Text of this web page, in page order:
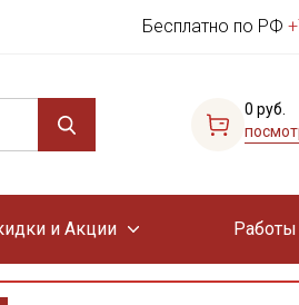
Бесплатно по РФ
0 руб.
и Акции Работы